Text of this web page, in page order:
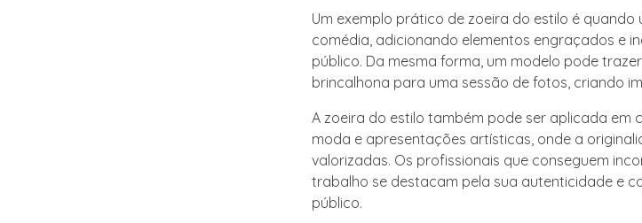
Um exemplo prático de zoeira do estilo é
comédia, adicionando elementos engraçados e
público. Da mesma forma, um modelo pode
brincalhona para uma sessão de fotos, criando
A zoeira do estilo também pode ser aplicada em
moda e apresentações artísticas, onde a
valorizadas. Os profissionais que conseguem
trabalho se destacam pela sua autenticidade e
público.